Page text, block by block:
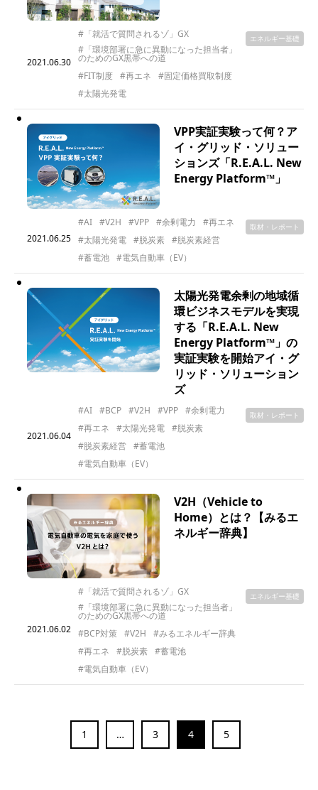
2021.06.30
#「就活で質問されるゾ」GX
#「環境部署に急に異動になった担当者」
のためのGX黒帯への道
#FIT制度
#再エネ
#固定価格買取制度
#太陽光発電
エネルギー基礎
VPP実証実験って何？ア
イ・グリッド・ソリュー
ションズ「R.E.A.L. New
Energy Platform™」
2021.06.25
#AI #V2H #VPP #余剰電力
#再エネ
#太陽光発電
#脱炭素
#脱炭素経営
#蓄電池
#電気自動車（EV）
取材・レポート
太陽光発電余剰の地域循
環ビジネスモデルを実現
する「R.E.A.L. New
Energy Platform™」の
実証実験を開始アイ・グ
リッド・ソリューション
ズ
2021.06.04
#AI #BCP #V2H #VPP
#余剰電力
#再エネ
#太陽光発電
#脱炭素
#脱炭素経営
#蓄電池
#電気自動車（EV）
取材・レポート
V2H（Vehicle to
Home）とは？【みるエ
ネルギー辞典】
2021.06.02
#「就活で質問されるゾ」GX
#「環境部署に急に異動になった担当者」
のためのGX黒帯への道
#BCP対策
#V2H
#みるエネルギー辞典
#再エネ
#脱炭素
#蓄電池
#電気自動車（EV）
エネルギー基礎
1 … 3 4 5